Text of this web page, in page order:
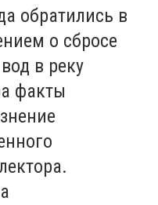
обратились в
о сбросе
в реку
факты